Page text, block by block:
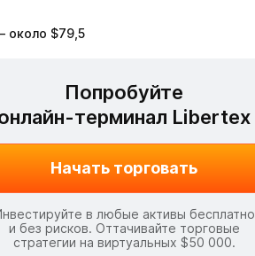
около $79,5
Попробуйте
терминал Libertex
Начать торговать
в любые активы бесплатно
и без рисков. Оттачивайте торговые
стратегии на виртуальных $50 000.